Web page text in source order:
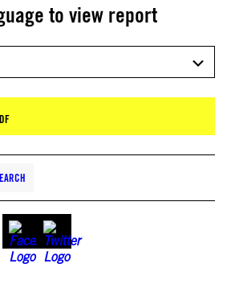
to view report